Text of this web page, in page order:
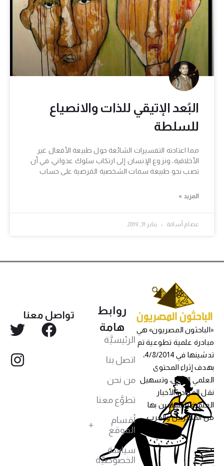
البُعد الإتيقي للذات والانصياع
للسلطة
مما اعتادته التفسيرات الشائعة حول طبيعة الأفعال غير
الأخلاقية، ونزوع الإنسان إلى ارتكاب سلوك عدواني، في أن
تصب نحو طبيعة سمات الشخصية المَرضية على حساب
المزيد »
عصام أسامة يناير 31, 2019
«الباحثون المصريون» هي
مبادرة علمية تطوعية تم
تدشينها في 4/8/2014،
بهدف إثراء المحتوى
العلمي العربي، وتسهيل
نقل المواد والأخبار
العلمية للمهتمين بها
من المصريين والعرب،
روابط
هامة
الرئيسيَّة
اتصل بنا
من نحن
تطوَّع معنا
أقسام
الموقع
سياسة
الخصوصيَّة
تواصل معنا